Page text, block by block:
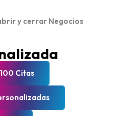
y cerrar Negocios
Citas